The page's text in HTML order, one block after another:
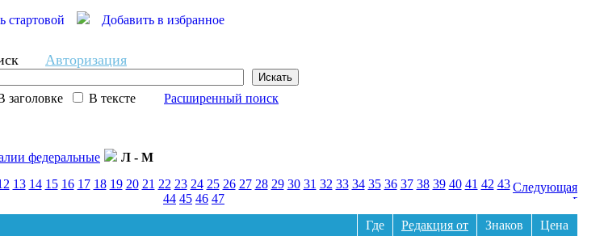
стартовой Добавить в избранное
Авторизация
заголовке В тексте Расширенный поиск
федеральные Л - М
13 14 15 16 17 18 19 20 21 22 23 24 25 26 27 28 29 30 31 32 33 34 35 36 37 38 39 40 41 42 43
44 45 46 47
Следующая
Где Редакция от Знаков
Цена